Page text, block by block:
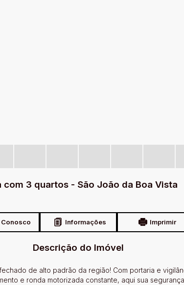
com 3 quartos - São João da Boa Vista
Conosco Informações Imprimir
Descrição do Imóvel
de alto padrão da região! Com portaria e
e ronda motorizada constante, aqui sua